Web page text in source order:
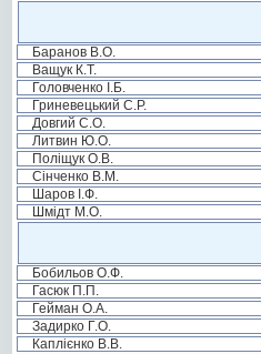
Баранов В.О.
Ващук К.Т.
Головченко І.Б.
Гриневецький С.Р.
Довгий С.О.
Литвин Ю.О.
Поліщук О.В.
Сінченко В.М.
Шаров І.Ф.
Шмідт М.О.
Бобильов О.Ф.
Гасюк П.П.
Гейман О.А.
Задирко Г.О.
Каплієнко В.В.